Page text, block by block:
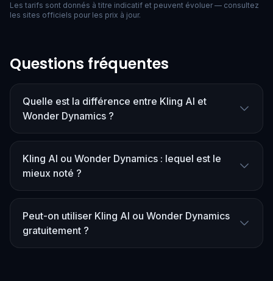
Les tarifs sont donnés à titre indicatif et peuvent évoluer — consultez
les sites officiels pour les prix à jour.
Questions fréquentes
Quelle est la différence entre Kling AI et
Wonder Dynamics ?
Kling AI ou Wonder Dynamics : lequel est le
mieux noté ?
Peut-on utiliser Kling AI ou Wonder Dynamics
gratuitement ?